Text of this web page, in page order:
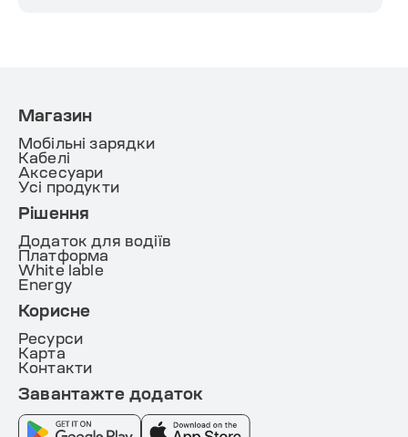
Магазин
Мобільні зарядки
Кабелі
Аксесуари
Усі продукти
Рішення
Додаток для водіїв
Платформа
White lable
Energy
Корисне
Ресурси
Карта
Контакти
Завантажте додаток